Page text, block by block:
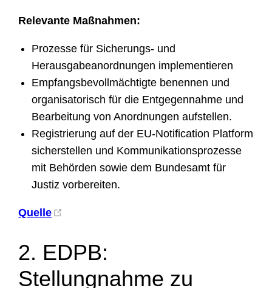
Relevante Maßnahmen:
Prozesse für Sicherungs- und
Herausgabeanordnungen implementieren
Empfangsbevollmächtigte benennen und
organisatorisch für die Entgegennahme und
Bearbeitung von Anordnungen aufstellen.
Registrierung auf der EU-Notification Platform
sicherstellen und Kommunikationsprozesse
mit Behörden sowie dem Bundesamt für
Justiz vorbereiten.
Quelle
2. EDPB:
Stellungnahme zu